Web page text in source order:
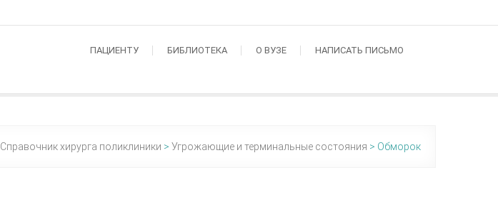
ПАЦИЕНТУ БИБЛИОТЕКА О ВУЗЕ НАПИСАТЬ ПИСЬМО
Справочник хирурга поликлиники > Угрожающие и терминальные состояния > Обморок